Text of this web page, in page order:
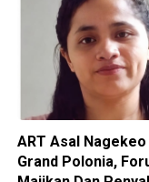
ART Asal
Grand Polonia,